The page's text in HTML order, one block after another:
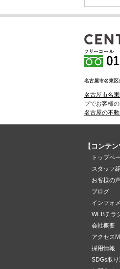
名古屋市名東区
名古屋市名
プでお客様
名古屋の不
【コンテン
トップペ
スタッフ
お客様の
ブログ
インフォ
WEBチラ
会社概要
アクセス
採用情報
SDGs取